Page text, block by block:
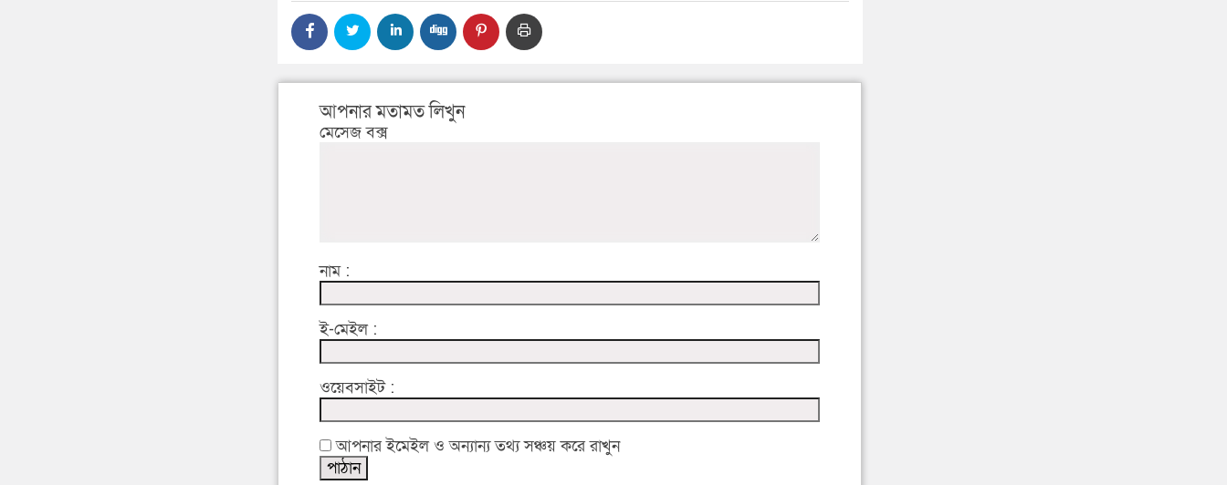
আপনার মতামত লিখুন
মেসেজ বক্স
নাম :
ই-মেইল :
ওয়েবসাইট :
আপনার ইমেইল ও অন্যান্য তথ্য সঞ্চয় করে রাখুন